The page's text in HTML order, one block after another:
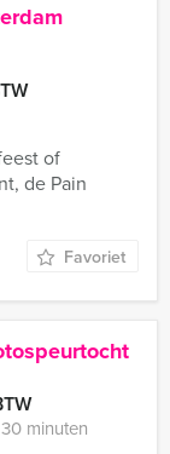
of
de Pain
Favoriet
minuten